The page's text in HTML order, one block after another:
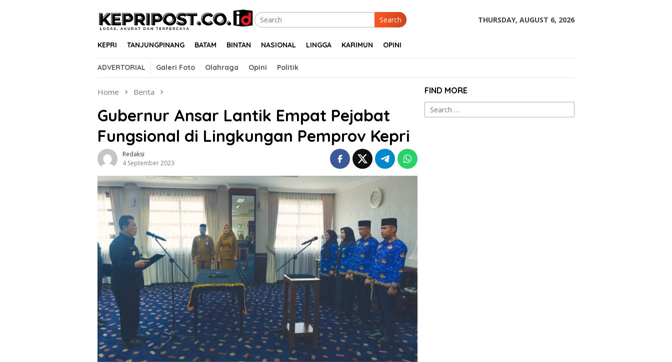
Search THURSDAY, AUGUST 6, 2026
KEPRI TANJUNGPINANG BATAM BINTAN NASIONAL LINGGA KARIMUN OPINI
ADVERTORIAL Galeri Foto Olahraga Opini Politik
Home Berita
Gubernur Ansar Lantik Empat Pejabat
Fungsional di Lingkungan Pemprov Kepri
Redaksi
4 September 2023
FIND MORE
Search
for: